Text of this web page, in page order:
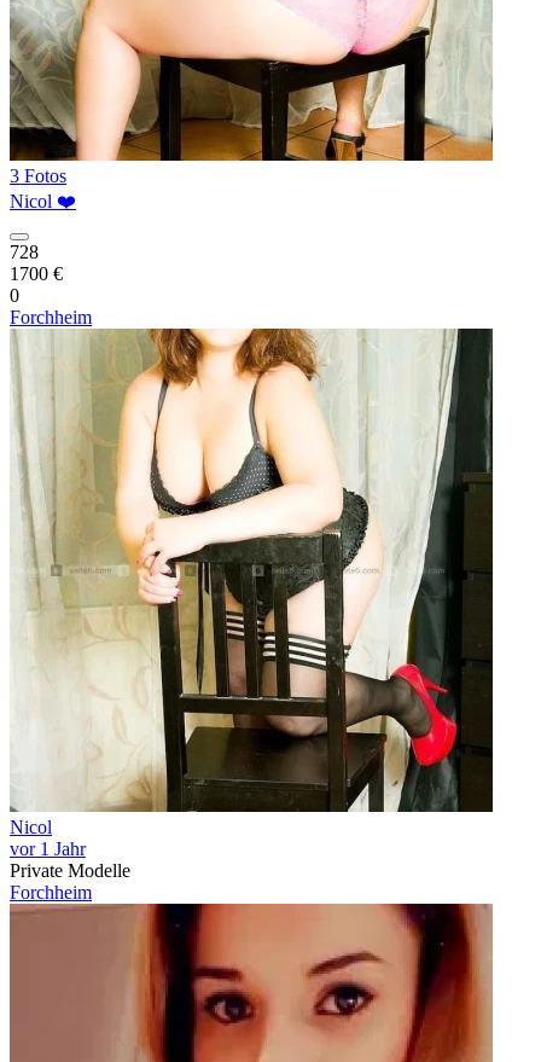
3 Fotos
Nicol ❤️
728
1700 €
0
Forchheim
Nicol
vor 1 Jahr
Private Modelle
Forchheim